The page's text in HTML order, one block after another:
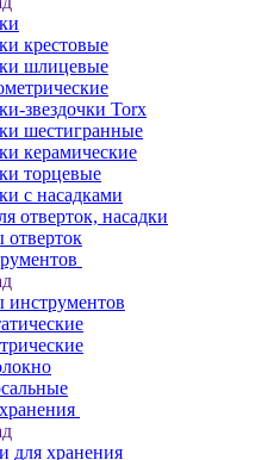
крестовые
шлицевые
звездочки Torx
шестигранные
керамические
торцевые
с насадками
отверток, насадки
инструментов
для хранения